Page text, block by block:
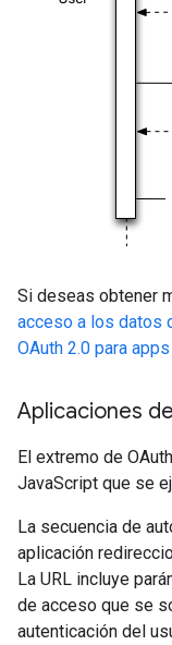
Si deseas obtener
acceso a los datos
OAuth 2.0 para
Aplicaciones
El extremo de
JavaScript que se
La secuencia de
aplicación
La URL incluye
de acceso que se
autenticación del